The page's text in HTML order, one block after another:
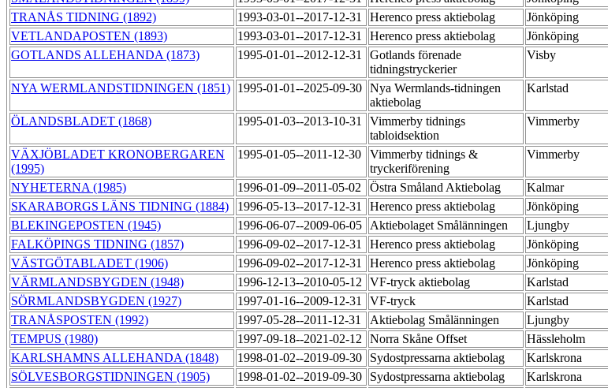
TRANÅS TIDNING (1892) 1993-03-01--2017-12-31 Herenco press aktiebolag Jönköping
VETLANDAPOSTEN (1893) 1993-03-01--2017-12-31 Herenco press aktiebolag Jönköping
GOTLANDS ALLEHANDA (1873) 1995-01-01--2012-12-31
Gotlands förenade
tidningstryckerier
Visby
NYA WERMLANDSTIDNINGEN (1851) 1995-01-01--2025-09-30 Nya Wermlands-tidningen
aktiebolag
Karlstad
ÖLANDSBLADET (1868) 1995-01-03--2013-10-31
Vimmerby tidnings
tabloidsektion
Vimmerby
VÄXJÖBLADET KRONOBERGAREN
(1995)
1995-01-05--2011-12-30
Vimmerby tidnings &
tryckeriförening
Vimmerby
NYHETERNA (1985) 1996-01-09--2011-05-02 Östra Småland Aktiebolag Kalmar
SKARABORGS LÄNS TIDNING (1884) 1996-05-13--2017-12-31 Herenco press aktiebolag Jönköping
BLEKINGEPOSTEN (1945) 1996-06-07--2009-06-05 Aktiebolaget Smålänningen Ljungby
FALKÖPINGS TIDNING (1857) 1996-09-02--2017-12-31 Herenco press aktiebolag Jönköping
VÄSTGÖTABLADET (1906) 1996-09-02--2017-12-31 Herenco press aktiebolag Jönköping
VÄRMLANDSBYGDEN (1948) 1996-12-13--2010-05-12 VF-tryck aktiebolag Karlstad
SÖRMLANDSBYGDEN (1927) 1997-01-16--2009-12-31 VF-tryck Karlstad
TRANÅSPOSTEN (1992) 1997-05-28--2011-12-31 Aktiebolag Smålänningen Ljungby
TEMPUS (1980) 1997-09-18--2021-02-12 Norra Skåne Offset Hässleholm
KARLSHAMNS ALLEHANDA (1848) 1998-01-02--2019-09-30 Sydostpressarna aktiebolag Karlskrona
SÖLVESBORGSTIDNINGEN (1905) 1998-01-02--2019-09-30 Sydostpressarna aktiebolag Karlskrona